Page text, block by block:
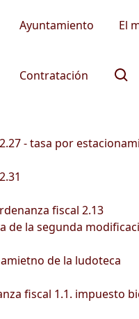
Ayuntamiento El
Contratación
- tasa por
fiscal 2.13
de la segunda
de la ludoteca
fiscal 1.1. impuesto